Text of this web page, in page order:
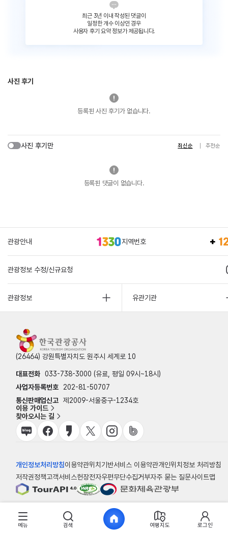
최근 3년 이내 작성된 댓글이
일정한 개수 이상인 경우
사용자 후기 요약 정보가 제공됩니다.
사진 후기
등록된 사진 후기가 없습니다.
사진 후기만 최신순 추천순
등록된 댓글이 없습니다.
관광안내 지역번호
관광정보 수정/신규요청
관광정보 유관기관
(26464) 강원특별자치도 원주시 세계로 10
대표전화 033-738-3000 (유료, 평일 09시~18시)
사업자등록번호
202-81-50707
통신판매업신고 제2009-서울중구-1234호
이용 가이드
찾아오시는 길
개인정보처리방침이용약관위치기반서비스 이용약관개인위치정보 처리방침
저작권정책고객서비스헌장전자우편무단수집거부자주 묻는 질문사이트맵
© 한국관광공사
메뉴 검색 여행지도 로그인